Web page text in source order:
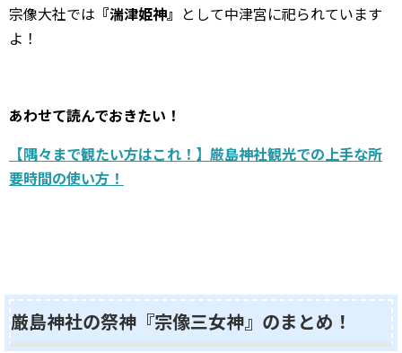
宗像大社では 『湍津姫神』 として中津宮に祀られています
よ！
あわせて読んでおきたい！
【隅々まで観たい方はこれ！】厳島神社観光での上手な所
要時間の使い方！
厳島神社の祭神『宗像三女神』のまとめ！